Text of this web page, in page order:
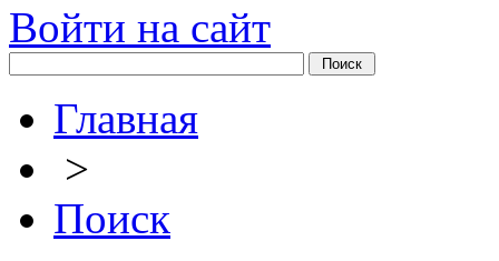
Войти на сайт
Главная
>
Поиск